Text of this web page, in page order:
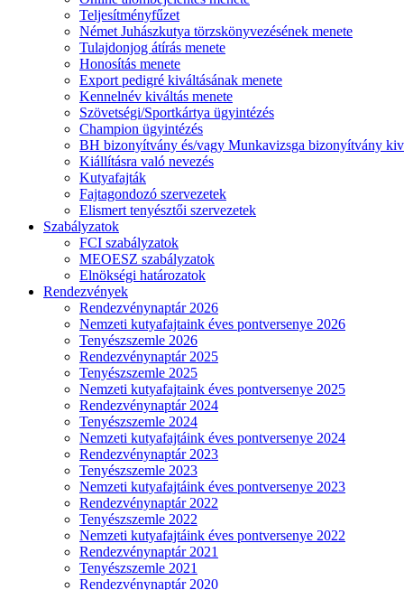
Teljesítményfűzet
Német Juhászkutya törzskönyvezésének menete
Tulajdonjog átírás menete
Honosítás menete
Export pedigré kiváltásának menete
Kennelnév kiváltás menete
Szövetségi/Sportkártya ügyintézés
Champion ügyintézés
BH bizonyítvány és/vagy Munkavizsga bizonyítvány
Kiállításra való nevezés
Kutyafajták
Fajtagondozó szervezetek
Elismert tenyésztői szervezetek
Szabályzatok
FCI szabályzatok
MEOESZ szabályzatok
Elnökségi határozatok
Rendezvények
Rendezvénynaptár 2026
Nemzeti kutyafajtaink éves pontversenye 2026
Tenyészszemle 2026
Rendezvénynaptár 2025
Tenyészszemle 2025
Nemzeti kutyafajtaink éves pontversenye 2025
Rendezvénynaptár 2024
Tenyészszemle 2024
Nemzeti kutyafajtáink éves pontversenye 2024
Rendezvénynaptár 2023
Tenyészszemle 2023
Nemzeti kutyafajtáink éves pontversenye 2023
Rendezvénynaptár 2022
Tenyészszemle 2022
Nemzeti kutyafajtáink éves pontversenye 2022
Rendezvénynaptár 2021
Tenyészszemle 2021
Rendezvénynaptár 2020